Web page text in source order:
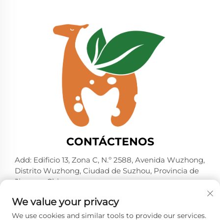
CONTÁCTENOS
Add: Edificio 13, Zona C, N.º 2588, Avenida Wuzhong,
Distrito Wuzhong, Ciudad de Suzhou, Provincia de
Jiangsu, China
Tel.:
+86-13606218836
Correo electrónico:
[email protected]
We value your privacy
We use cookies and similar tools to provide our services.